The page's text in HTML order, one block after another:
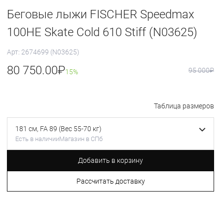
Беговые лыжи FISCHER Speedmax
100HE Skate Cold 610 Stiff (N03625)
Арт: 2674699 (N03625)
80 750.00₽15% 95 000₽
Таблица размеров
181 см, FA 89 (Вес 55-70 кг)
Есть в наличииМагазин в СПб
Добавить в корзину
Рассчитать доставку